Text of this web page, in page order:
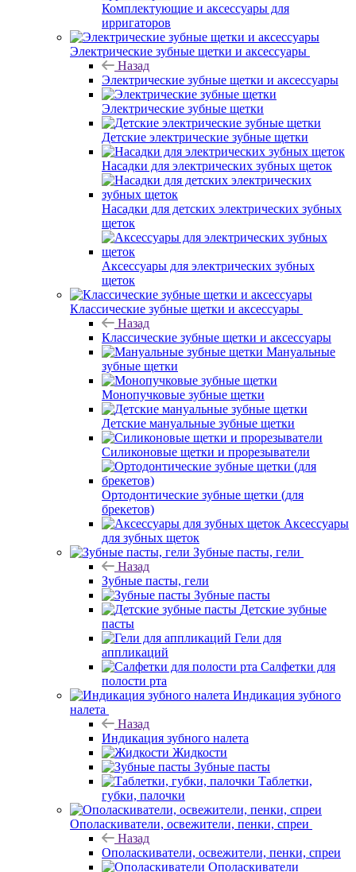
Комплектующие и аксессуары для
ирригаторов
Электрические зубные щетки и аксессуары
Назад
Электрические зубные щетки и аксессуары
Электрические зубные щетки
Детские электрические зубные щетки
Насадки для электрических зубных щеток
Насадки для детских электрических зубных
щеток
Аксессуары для электрических зубных
щеток
Классические зубные щетки и аксессуары
Назад
Классические зубные щетки и аксессуары
Мануальные
зубные щетки
Монопучковые зубные щетки
Детские мануальные зубные щетки
Силиконовые щетки и прорезыватели
Ортодонтические зубные щетки (для
брекетов)
Аксессуары
для зубных щеток
Зубные пасты, гели
Назад
Зубные пасты, гели
Зубные пасты
Детские зубные
пасты
Гели для
аппликаций
Салфетки для
полости рта
Индикация зубного
налета
Назад
Индикация зубного налета
Жидкости
Зубные пасты
Таблетки,
губки, палочки
Ополаскиватели, освежители, пенки, спреи
Назад
Ополаскиватели, освежители, пенки, спреи
Ополаскиватели